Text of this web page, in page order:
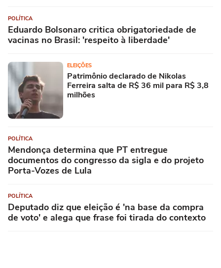
POLÍTICA
Eduardo Bolsonaro critica obrigatoriedade de
vacinas no Brasil: 'respeito à liberdade'
ELEIÇÕES
Patrimônio declarado de Nikolas
Ferreira salta de R$ 36 mil para R$ 3,8
milhões
POLÍTICA
Mendonça determina que PT entregue
documentos do congresso da sigla e do projeto
Porta-Vozes de Lula
POLÍTICA
Deputado diz que eleição é 'na base da compra
de voto' e alega que frase foi tirada do contexto